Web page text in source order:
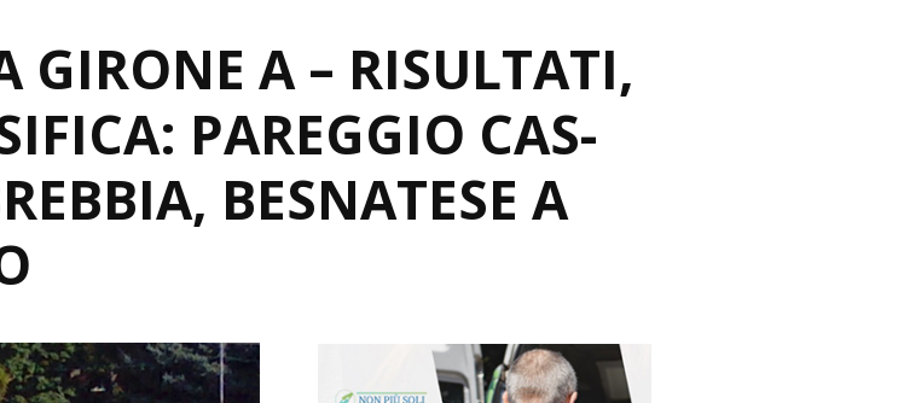
GIRONE A – RISULTATI,
PAREGGIO CAS-
BESNATESE A